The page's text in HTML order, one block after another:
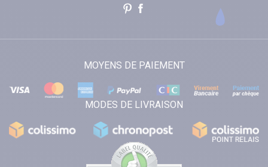
MOYENS DE PAIEMENT
MODES DE LIVRAISON